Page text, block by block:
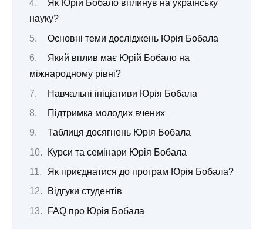
Як Юрій Бобало вплинув на українську
науку?
Основні теми досліджень Юрія Бобала
Який вплив має Юрій Бобало на
міжнародному рівні?
Навчальні ініціативи Юрія Бобала
Підтримка молодих вчених
Таблиця досягнень Юрія Бобала
Курси та семінари Юрія Бобала
Як приєднатися до програм Юрія Бобала?
Відгуки студентів
FAQ про Юрія Бобала